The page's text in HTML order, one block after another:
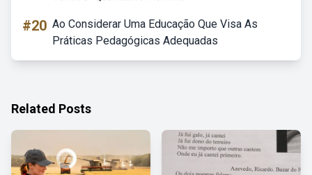
#20 Ao Considerar Uma Educação Que Visa As
Práticas Pedagógicas Adequadas
Related Posts